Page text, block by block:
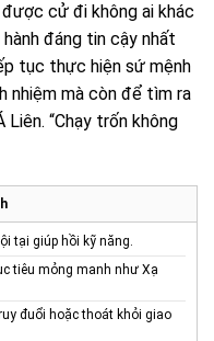
được cử đi không ai khác
đáng tin cậy nhất
tục thực hiện sứ mệnh
nhiệm mà còn để tìm ra
“Chạy trốn không
tại giúp hồi kỹ năng.
tiêu mỏng manh như Xạ
đuổi hoặc thoát khỏi giao